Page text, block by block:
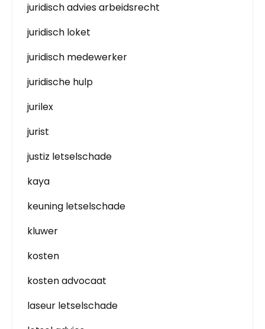
juridisch advies arbeidsrecht
juridisch loket
juridisch medewerker
juridische hulp
jurilex
jurist
justiz letselschade
kaya
keuning letselschade
kluwer
kosten
kosten advocaat
laseur letselschade